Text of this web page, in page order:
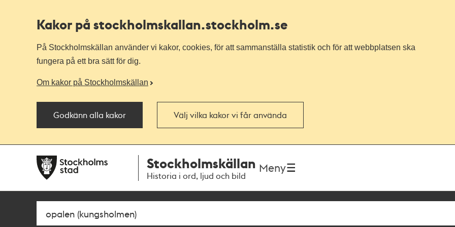
Kakor på stockholmskallan.stockholm.se
På Stockholmskällan använder vi kakor, cookies, för att sammanställa statistik och för att webbplatsen ska
fungera på ett bra sätt för dig.
Om kakor på Stockholmskällan
Godkänn alla kakor Välj vilka kakor vi får använda
navigationen
huvudinnehållet
Stockholmskällan
Historia i ord, ljud och bild
Meny
Sök